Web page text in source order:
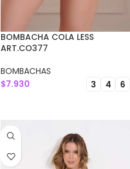
BOMBACHA COLA LESS
ART.CO377
BOMBACHAS
$7.930 3 4 6